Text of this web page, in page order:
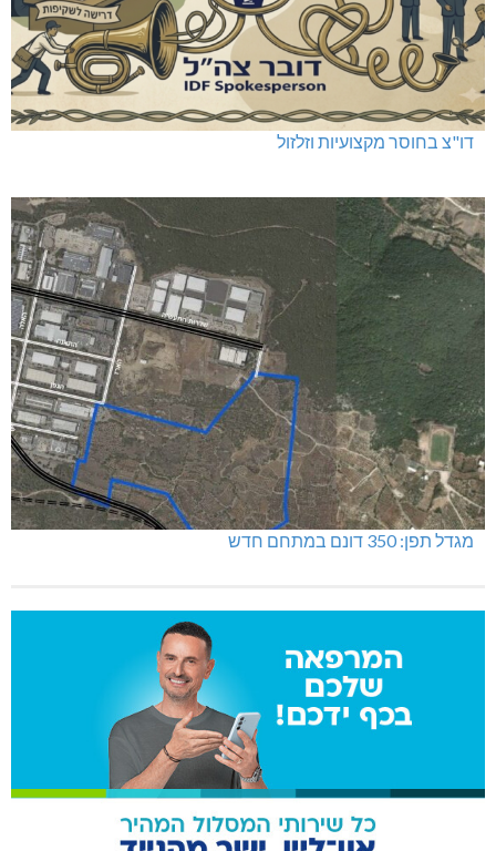
דו"צ בחוסר מקצועיות וזלזול
מגדל תפן: 350 דונם במתחם חדש